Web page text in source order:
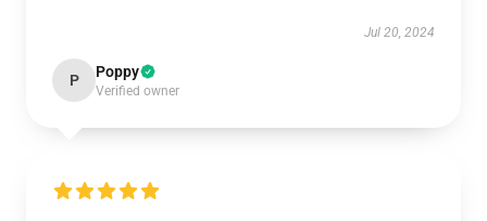
Jul 20, 2024
P Poppy
Verified owner